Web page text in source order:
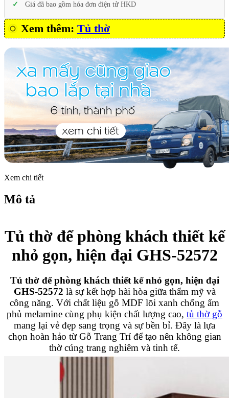
Giá đã bao gồm hóa đơn điện tử HKD
Xem thêm: Tủ thờ
Xem chi tiết
Mô tả
Tủ thờ để phòng khách thiết kế
nhỏ gọn, hiện đại GHS-52572
Tủ thờ để phòng khách thiết kế nhỏ gọn, hiện đại
GHS-52572 là sự kết hợp hài hòa giữa thẩm mỹ và
công năng. Với chất liệu gỗ MDF lõi xanh chống ẩm
phủ melamine cùng phụ kiện chất lượng cao, tủ thờ gỗ
mang lại vẻ đẹp sang trọng và sự bền bỉ. Đây là lựa
chọn hoàn hảo từ Gỗ Trang Trí để tạo nên không gian
thờ cúng trang nghiêm và tinh tế.